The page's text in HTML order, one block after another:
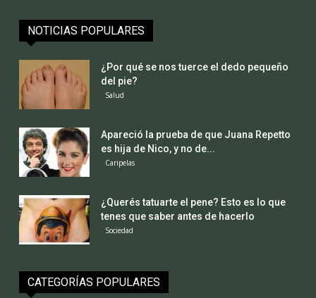
NOTICIAS POPULARES
¿Por qué se nos tuerce el dedo pequeño
del pie?
Salud
Apareció la prueba de que Juana Repetto
es hija de Nico, y no de...
Caripelas
¿Querés tatuarte el pene? Esto es lo que
tenes que saber antes de hacerlo
Sociedad
CATEGORÍAS POPULARES